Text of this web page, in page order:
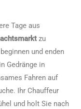
Tage aus
zu
und enden
Gedränge in
Fahren auf
Ihr Chauffeur
und holt Sie nach